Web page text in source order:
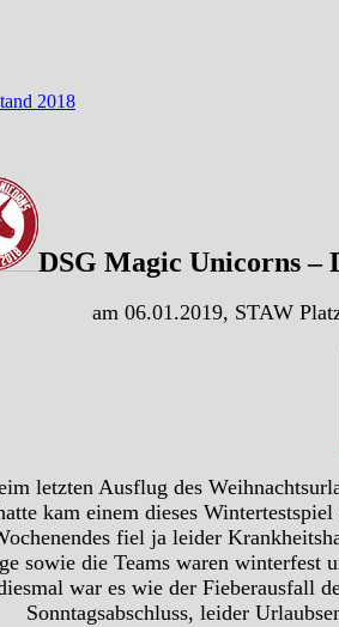
2018
DSG Magic Unicorns –
am 06.01.2019, STAW
letzten Ausflug des
kam einem dieses
fiel ja leider
sowie die Teams waren
war es wie der Fieberausfall
Sonntagsabschluss, leider